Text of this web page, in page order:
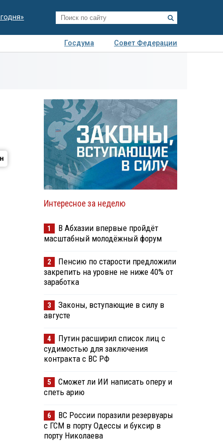
Госдума
Совет Федерации
Интересное за неделю
1
В Абхазии впервые пройдёт
масштабный молодёжный форум
2
Пенсию по старости предложили
закрепить на уровне не ниже 40% от
заработка
3
Законы, вступающие в силу в
августе
4
Путин расширил список лиц с
судимостью для заключения
контракта с ВС РФ
5
Сможет ли ИИ написать оперу и
спеть арию
6
ВС России поразили резервуары
с ГСМ в порту Одессы и буксир в
порту Николаева